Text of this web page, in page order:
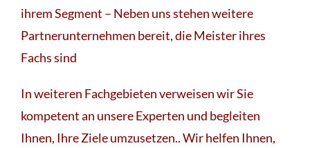
ihrem Segment – Neben uns stehen weitere
Partnerunternehmen bereit, die Meister ihres
Fachs sind
In weiteren Fachgebieten verweisen wir Sie
kompetent an unsere Experten und begleiten
Ihnen, Ihre Ziele umzusetzen.. Wir helfen Ihnen,